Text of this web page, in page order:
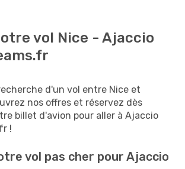
vol Nice - Ajaccio
d'un vol entre Nice et
nos offres et réservez dès
billet d'avion pour aller à Ajaccio
!
vol pas cher pour Ajaccio